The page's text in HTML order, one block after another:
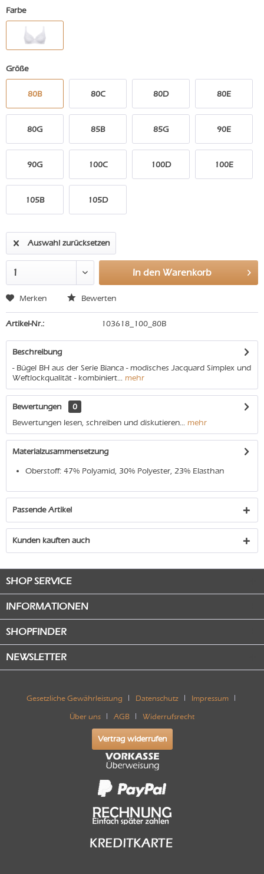
Farbe
Größe
80B 80C 80D 80E
80G 85B 85G 90E
90G 100C 100D 100E
105B 105D
Auswahl zurücksetzen
In den Warenkorb
Merken Bewerten
Artikel-Nr.: 103618_100_80B
Beschreibung
- Bügel BH aus der Serie Bianca - modisches Jacquard Simplex und
Weftlockqualität - kombiniert... mehr
Bewertungen
0
Bewertungen lesen, schreiben und diskutieren... mehr
Materialzusammensetzung
Oberstoff: 47% Polyamid, 30% Polyester, 23% Elasthan
Passende Artikel
Kunden kauften auch
SHOP SERVICE
INFORMATIONEN
SHOPFINDER
NEWSLETTER
Gesetzliche Gewährleistung Datenschutz Impressum
Über uns AGB Widerrufsrecht
Vertrag widerrufen